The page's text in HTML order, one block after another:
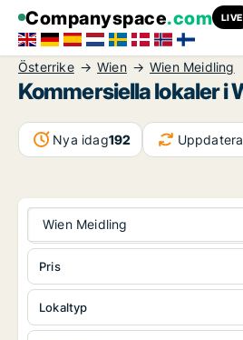
Companyspace.com LIVE
Österrike Wien Wien Meidling
Kommersiella lokaler i
Nya idag192
Wien Meidling
Lokaltyp
Pris